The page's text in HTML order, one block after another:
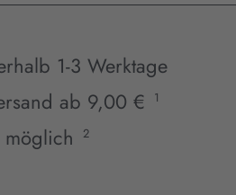
1-3 Werktage
ab 9,00 €
1
2